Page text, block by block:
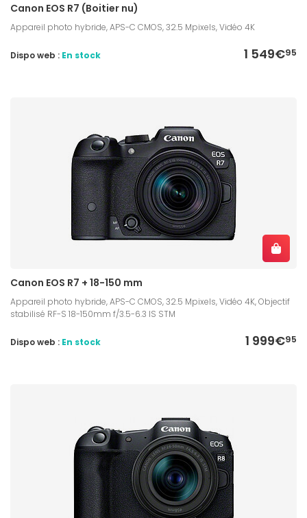
Canon EOS R7 (Boitier nu)
Appareil photo hybride, APS-C CMOS, 32.5 Mpixels, Vidéo 4K
1 549€95
Dispo web : En stock
Canon EOS R7 + 18-150 mm
Appareil photo hybride, APS-C CMOS, 32.5 Mpixels, Vidéo 4K, Objectif
stabilisé RF-S 18-150mm f/3.5-6.3 IS STM
1 999€95
Dispo web : En stock